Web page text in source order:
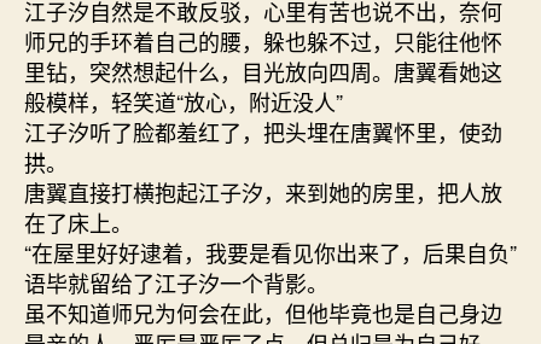
江子汐自然是不敢反驳，心里有苦也说不出，奈何
师兄的手环着自己的腰，躲也躲不过，只能往他怀
里钻，突然想起什么，目光放向四周。唐翼看她这
般模样，轻笑道“放心，附近没人”
江子汐听了脸都羞红了，把头埋在唐翼怀里，使劲
拱。
唐翼直接打横抱起江子汐，来到她的房里，把人放
在了床上。
“在屋里好好逮着，我要是看见你出来了，后果自负”
语毕就留给了江子汐一个背影。
虽不知道师兄为何会在此，但他毕竟也是自己身边